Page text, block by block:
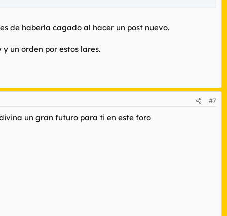
de haberla cagado al hacer un post nuevo.
un orden por estos lares.
#7
un gran futuro para ti en este foro